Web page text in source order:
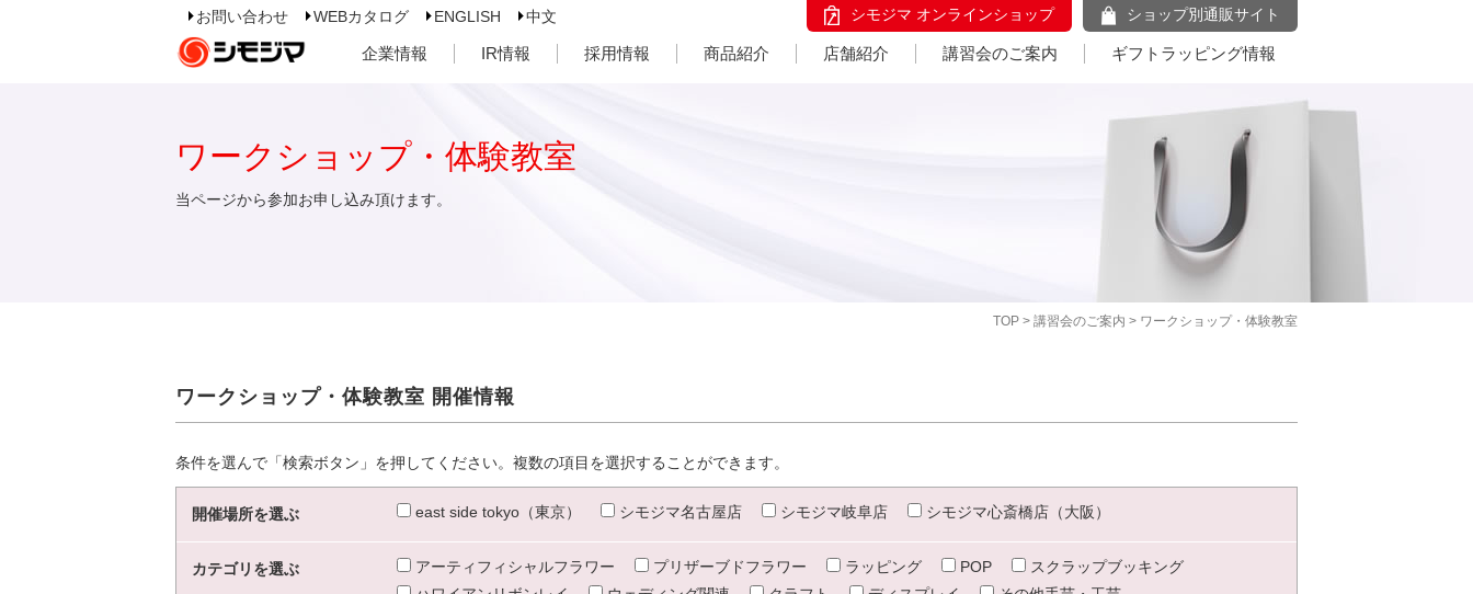
お問い合わせ WEBカタログ ENGLISH 中文 シモジマ オンラインショップ ショップ別通販サイト
企業情報 IR情報 採用情報 商品紹介 店舗紹介 講習会のご案内 ギフトラッピング情報
TOP > 講習会のご案内 > ワークショップ・体験教室
ワークショップ・体験教室
当ページから参加お申し込み頂けます。
ワークショップ・体験教室 開催情報
条件を選んで「検索ボタン」を押してください。複数の項目を選択することができます。
開催場所を選ぶ east side tokyo（東京） シモジマ名古屋店 シモジマ岐阜店 シモジマ心斎橋店（大阪）
カテゴリを選ぶ アーティフィシャルフラワー プリザーブドフラワー ラッピング POP
スクラップブッキング